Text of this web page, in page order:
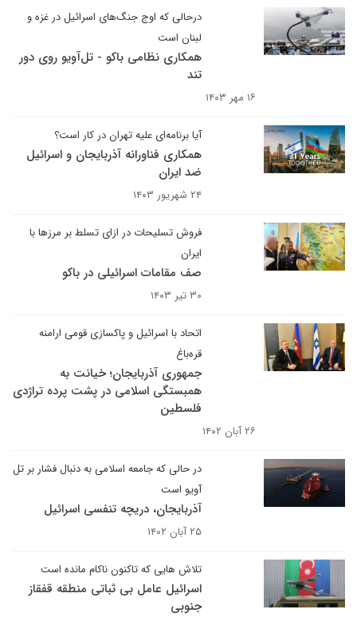
درحالی که اوج جنگ‌های اسرائیل در غزه و
لبنان است
همکاری نظامی باکو - تل‌آویو روی دور
تند
۱۶ مهر ۱۴۰۳
آیا برنامه‌ای علیه تهران در کار است؟
همکاری فناورانه آذربایجان و اسرائیل
ضد ایران
۲۴ شهریور ۱۴۰۳
فروش تسلیحات در ازای تسلط بر مرزها با
ایران
صف مقامات اسرائیلی در باکو
۳۰ تیر ۱۴۰۳
اتحاد با اسرائیل و پاکسازی قومی ارامنه
قره‌‎باغ
جمهوری آذربایجان؛ خیانت به
همبستگی اسلامی در پشت پرده تراژدی
فلسطین
۲۶ آبان ۱۴۰۲
در حالی که جامعه اسلامی به دنبال فشار بر تل
آویو است
آذربایجان، دریچه تنفسی اسرائیل
۲۵ آبان ۱۴۰۲
تلاش هایی که تاکنون ناکام مانده است
اسرائیل عامل بی ثباتی منطقه قفقاز
جنوبی